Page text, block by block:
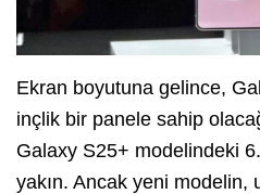
Ekran boyutuna gelince,
inçlik bir panele sahip
Galaxy S25+ modelindeki
yakın. Ancak yeni modelin,